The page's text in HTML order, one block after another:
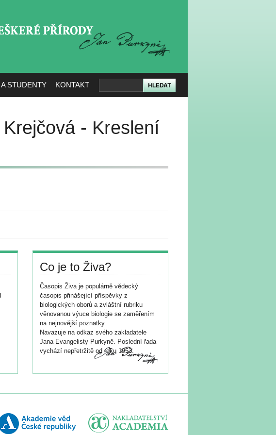
STUDENTY KONTAKT
- Kreslení
Co je to Živa?
Časopis Živa je populárně vědecký
časopis přinášející příspěvky z
biologických oborů a zvláštní rubriku
věnovanou výuce biologie se zaměřením
na nejnovější poznatky.
Navazuje na odkaz svého zakladatele
Jana Evangelisty Purkyně. Poslední řada
vychází nepřetržitě od roku 1953.